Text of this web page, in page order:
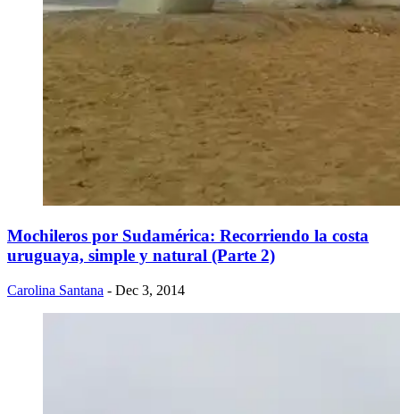
Mochileros por Sudamérica: Recorriendo la costa
uruguaya, simple y natural (Parte 2)
Carolina Santana - Dec 3, 2014